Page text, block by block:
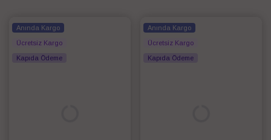
Anında Kargo
Ücretsiz Kargo
Kapıda Ödeme
Anında Kargo
Ücretsiz Kargo
Kapıda Ödeme